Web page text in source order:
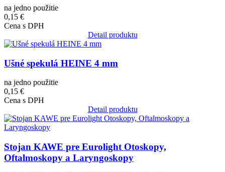
na jedno použitie
0,15 €
Cena s DPH
Detail produktu
Obrázok
Ušné spekulá HEINE 4 mm
na jedno použitie
0,15 €
Cena s DPH
Detail produktu
Obrázok
Stojan KAWE pre Eurolight Otoskopy,
Oftalmoskopy a Laryngoskopy